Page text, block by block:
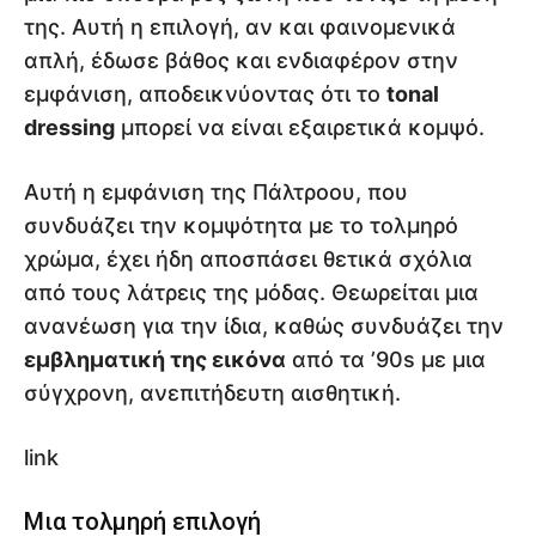
της. Αυτή η επιλογή, αν και φαινομενικά
απλή, έδωσε βάθος και ενδιαφέρον στην
εμφάνιση, αποδεικνύοντας ότι το tonal
dressing μπορεί να είναι εξαιρετικά κομψό.
Αυτή η εμφάνιση της Πάλτροου, που
συνδυάζει την κομψότητα με το τολμηρό
χρώμα, έχει ήδη αποσπάσει θετικά σχόλια
από τους λάτρεις της μόδας. Θεωρείται μια
ανανέωση για την ίδια, καθώς συνδυάζει την
εμβληματική της εικόνα από τα ’90s με μια
σύγχρονη, ανεπιτήδευτη αισθητική.
link
Μια τολμηρή επιλογή